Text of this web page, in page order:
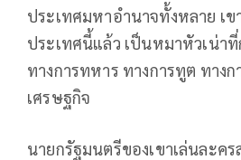
ประเทศมหาอำนาจทั้งหลาย เข
ประเทศนี้แล้ว เป็นหมาหัวเน่าที่
ทางการทหาร ทางการทูต ทางก
เศรษฐกิจ
นายกรัฐมนตรีของเขาเล่นละค